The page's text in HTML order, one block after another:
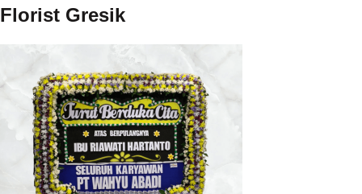
Florist Gresik